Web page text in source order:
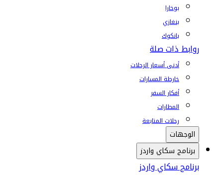
بوخارا
بنغازي
بانكوك
روابط ذات صلة
أدنى أسعار الرحلات
خارطة المسارات
أفكار السفر
المطارات
رحلات المتابعة
الوجهات
برنامج سكاي واردز
برنامج سكاي واردز